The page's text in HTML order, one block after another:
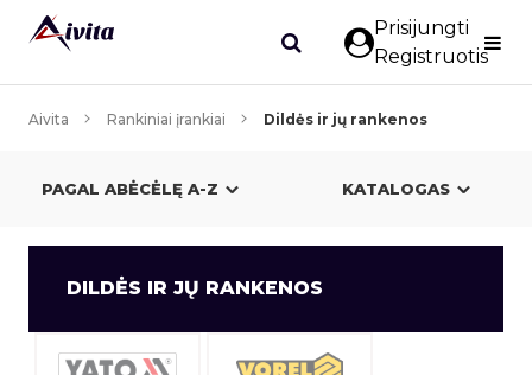
Prisijungti
Registruotis
Aivita Rankiniai įrankiai Dildės ir jų rankenos
KATALOGAS
DILDĖS IR JŲ RANKENOS